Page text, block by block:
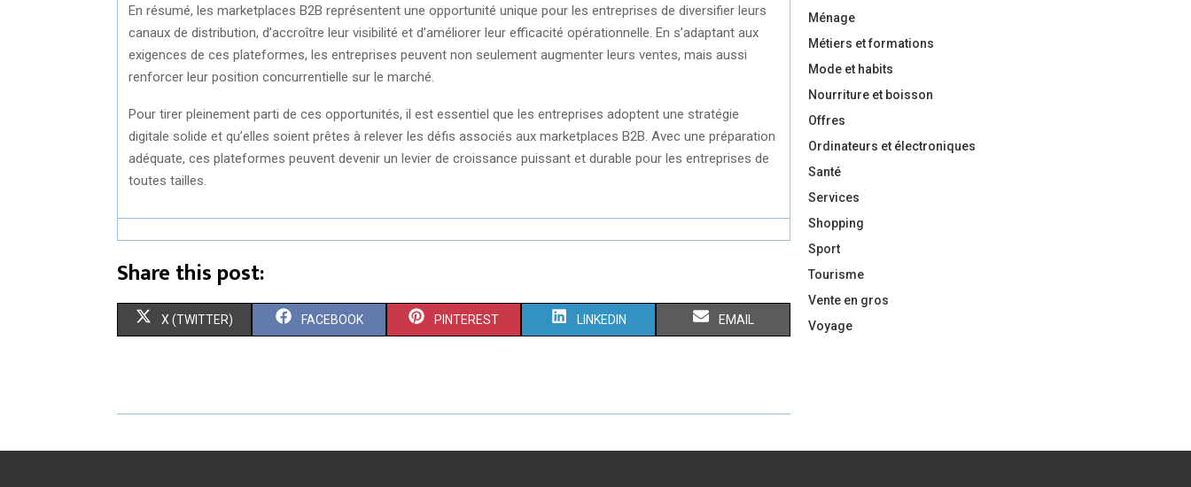
En résumé, les marketplaces B2B représentent une opportunité unique pour les entreprises de diversifier leurs
canaux de distribution, d’accroître leur visibilité et d’améliorer leur efficacité opérationnelle. En s’adaptant aux
exigences de ces plateformes, les entreprises peuvent non seulement augmenter leurs ventes, mais aussi
renforcer leur position concurrentielle sur le marché.
Pour tirer pleinement parti de ces opportunités, il est essentiel que les entreprises adoptent une stratégie
digitale solide et qu’elles soient prêtes à relever les défis associés aux marketplaces B2B. Avec une préparation
adéquate, ces plateformes peuvent devenir un levier de croissance puissant et durable pour les entreprises de
toutes tailles.
Share this post:
S
R
X (TWITTER) S
R
FACEBOOK S
R
PINTEREST S
R
LINKEDIN S
R
EMAIL
Ménage
Métiers et formations
Mode et habits
Nourriture et boisson
Offres
Ordinateurs et électroniques
Santé
Services
Shopping
Sport
Tourisme
Vente en gros
Voyage